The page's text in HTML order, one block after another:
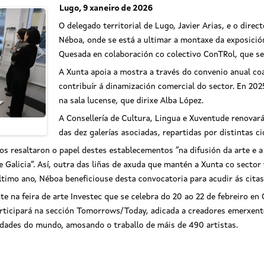
Lugo, 9 xaneiro de 2026
O delegado territorial de Lugo, Javier Arias, e o
Néboa, onde se está a ultimar a montaxe da
Quesada en colaboración co colectivo ConTRol, que
A Xunta apoia a mostra a través do convenio anual
contribuír á dinamización comercial do sector. En
na sala lucense, que dirixe Alba López.
A Consellería de Cultura, Lingua e Xuventude
das dez galerías asociadas, repartidas por distintas
resaltaron o papel destes establecementos “na difusión da arte e
Así, outra das liñas de axuda que mantén a Xunta co
ano, Néboa beneficiouse desta convocatoria para acudir ás
na feira de arte Investec que se celebra do 20 ao 22 de febreiro
na sección Tomorrows/Today, adicada a creadores
do mundo, amosando o traballo de máis de 490 artistas.